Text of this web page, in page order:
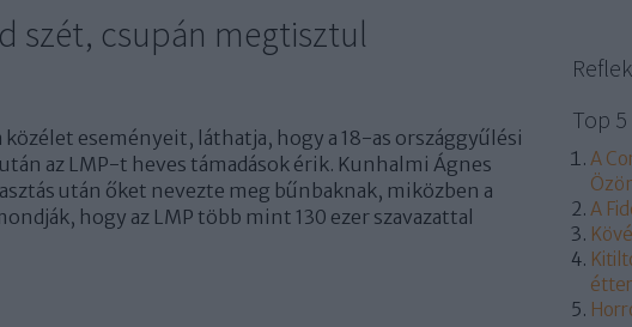
szét, csupán megtisztul
közélet eseményeit, láthatja, hogy a 18-as országgyűlési
az LMP-t heves támadások érik. Kunhalmi Ágnes
után őket nevezte meg bűnbaknak, miközben a
hogy az LMP több mint 130 ezer szavazattal
Top 5
A
A